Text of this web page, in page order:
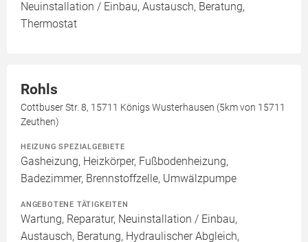
Neuinstallation / Einbau, Austausch, Beratung,
Thermostat
Rohls
Cottbuser Str. 8, 15711 Königs Wusterhausen (5km von 15711
Zeuthen)
HEIZUNG SPEZIALGEBIETE
Gasheizung, Heizkörper, Fußbodenheizung,
Badezimmer, Brennstoffzelle, Umwälzpumpe
ANGEBOTENE TÄTIGKEITEN
Wartung, Reparatur, Neuinstallation / Einbau,
Austausch, Beratung, Hydraulischer Abgleich,